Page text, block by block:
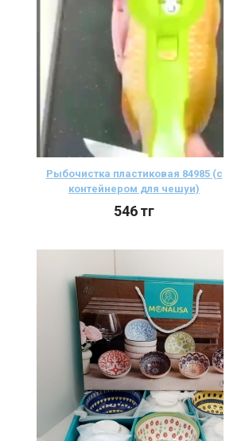
Рыбочистка пластиковая 84985 (с
контейнером для чешуи)
546тг